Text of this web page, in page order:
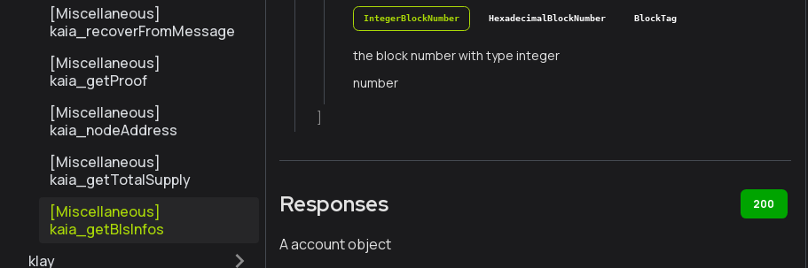
[Miscellaneous]
kaia_recoverFromMessage
[Miscellaneous]
kaia_getProof
[Miscellaneous]
kaia_nodeAddress
[Miscellaneous]
kaia_getTotalSupply
[Miscellaneous]
kaia_getBlsInfos
klay
IntegerBlockNumber HexadecimalBlockNumber BlockTag
the block number with type integer
number
Responses 200
A account object